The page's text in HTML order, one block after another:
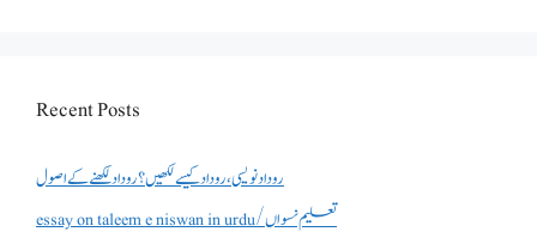
Recent Posts
روداد نویسی ،روداد کیسے لکھیں؟ روداد لکھنے کے اصول
essay on taleem e niswan in urdu/تعلیم نسواں